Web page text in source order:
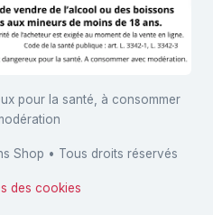
pour la santé, à consommer
Shop • Tous droits réservés
des cookies